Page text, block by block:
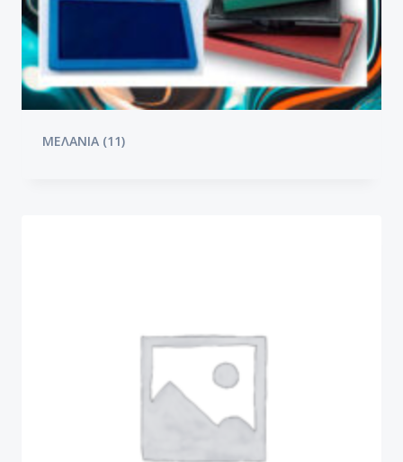
ΜΕΛΑΝΙΑ (11)